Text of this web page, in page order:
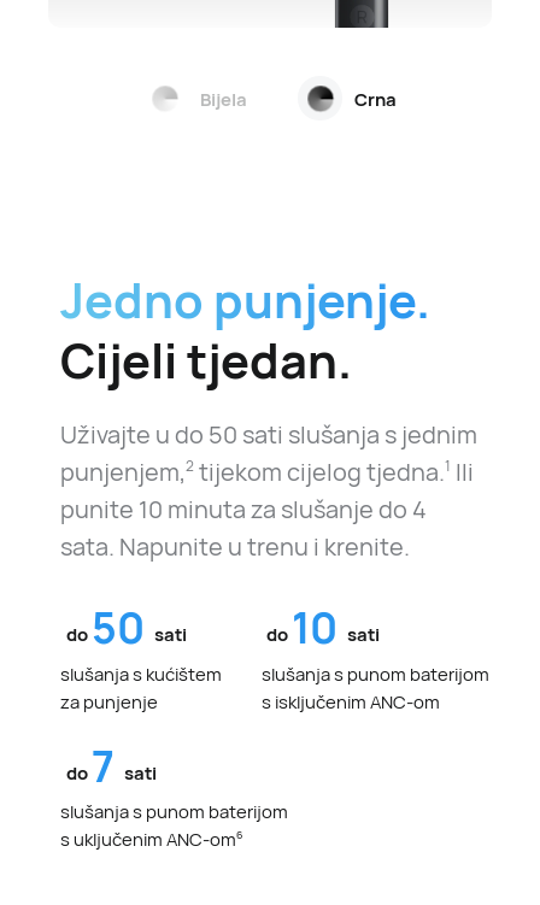
Bijela Crna
Jedno punjenje.
Cijeli tjedan.
Uživajte u do 50 sati slušanja s jednim
punjenjem,2tijekom cijelog tjedna.1 Ili
punite 10 minuta za slušanje do 4
sata. Napunite u trenu i krenite.
slušanja s kućištem
za punjenje
do 50 sati
slušanja s punom baterijom
s isključenim ANC-om
do 10 sati
slušanja s punom baterijom
s uključenim ANC-om6
do 7 sati